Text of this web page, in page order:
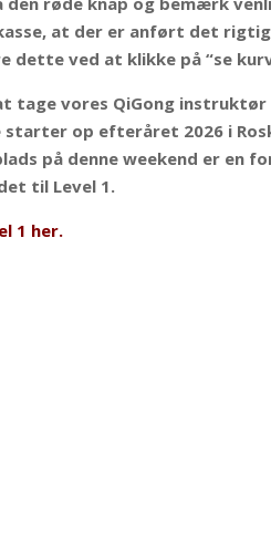
at der er anført det
dette ved at klikke på “se
tage vores QiGong instruktør
starter op efteråret 2026 i
på denne weekend er en
til Level 1.
1 her.